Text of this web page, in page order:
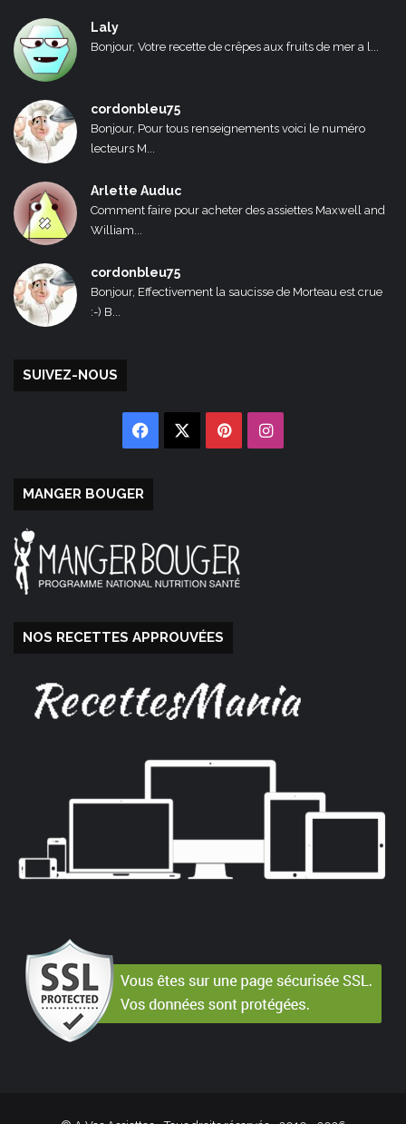
Laly
Bonjour, Votre recette de crêpes aux fruits de mer a l...
cordonbleu75
Bonjour, Pour tous renseignements voici le numéro
lecteurs M...
Arlette Auduc
Comment faire pour acheter des assiettes Maxwell and
William...
cordonbleu75
Bonjour, Effectivement la saucisse de Morteau est crue
:-) B...
SUIVEZ-NOUS
Facebook PinterestInstagram
MANGER BOUGER
NOS RECETTES APPROUVÉES